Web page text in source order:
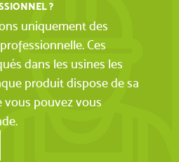
?
uniquement des
Ces
dans les usines les
produit dispose de sa
pouvez vous